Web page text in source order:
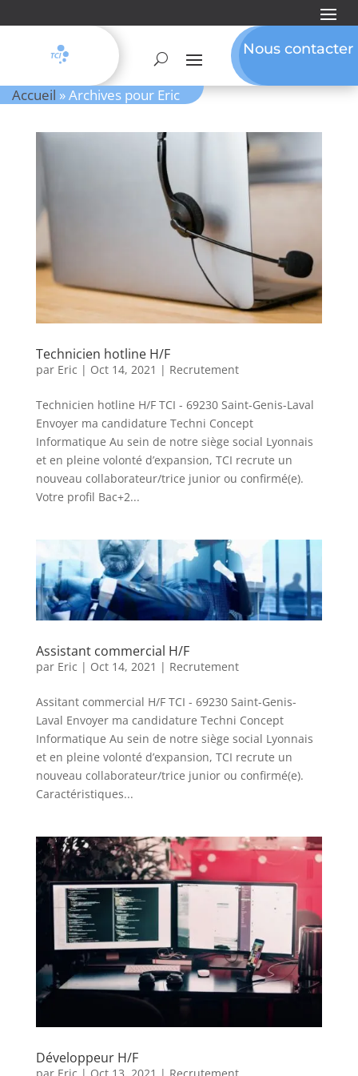
Nous contacter
Accueil »Archives pour Eric
Technicien hotline H/F
par Eric | Oct 14, 2021 | Recrutement
Technicien hotline H/F TCI - 69230 Saint-Genis-Laval
Envoyer ma candidature Techni Concept
Informatique Au sein de notre siège social Lyonnais
et en pleine volonté d’expansion, TCI recrute un
nouveau collaborateur/trice junior ou confirmé(e).
Votre profil Bac+2...
Assistant commercial H/F
par Eric | Oct 14, 2021 | Recrutement
Assitant commercial H/F TCI - 69230 Saint-Genis-
Laval Envoyer ma candidature Techni Concept
Informatique Au sein de notre siège social Lyonnais
et en pleine volonté d’expansion, TCI recrute un
nouveau collaborateur/trice junior ou confirmé(e).
Caractéristiques...
Développeur H/F